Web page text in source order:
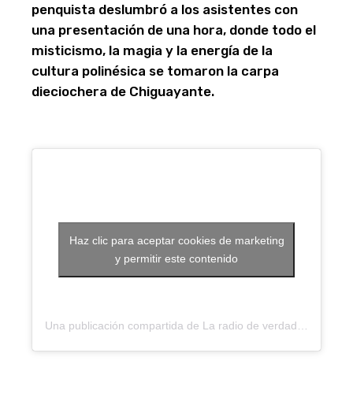
penquista deslumbró a los asistentes con
una presentación de una hora, donde todo el
misticismo, la magia y la energía de la
cultura polinésica se tomaron la carpa
dieciochera de Chiguayante.
Haz clic para aceptar cookies de marketing
y permitir este contenido